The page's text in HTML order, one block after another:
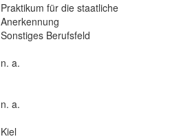
Praktikum für die staatliche
Anerkennung
Sonstiges Berufsfeld
n. a.
n. a.
Kiel